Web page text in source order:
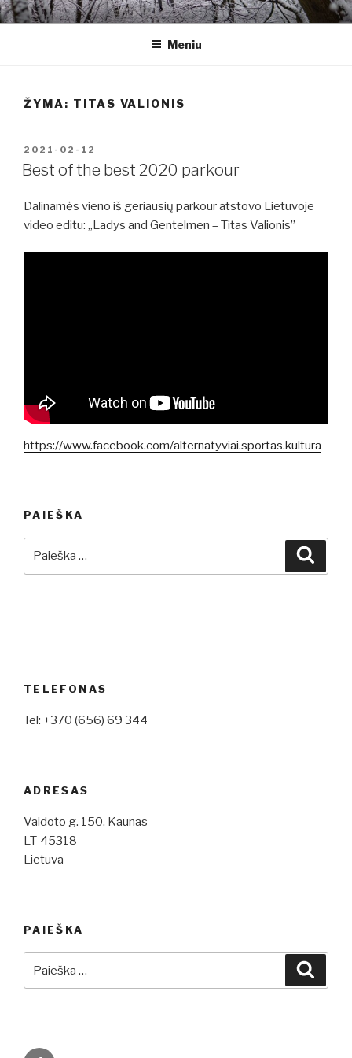
Eiti
prie ALTERNATYVIAI
Kitoks požiūris į gyvenimą
Meniu
ŽYMA: TITAS VALIONIS
PASKELBTA
2021-02-12
Best of the best 2020 parkour
Dalinamės vieno iš geriausių parkour atstovo Lietuvoje
video editu: „Ladys and Gentelmen – Titas Valionis”
https://www.facebook.com/alternatyviai.sportas.kultura
PAIEŠKA
TELEFONAS
Tel: +370 (656) 69 344
ADRESAS
Vaidoto g. 150, Kaunas
LT-45318
Lietuva
PAIEŠKA